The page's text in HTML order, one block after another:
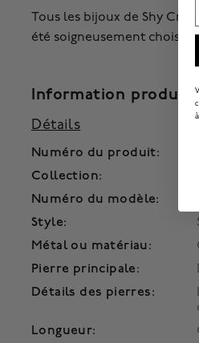
Tous les bijoux de Shy
été soigneusement choisies
Information produit
Détails
Numéro du produit:
Collection:
Numéro du modèle:
Style:
Métal ou matériau:
Pierre principale:
Détails des pierres:
Longueur: